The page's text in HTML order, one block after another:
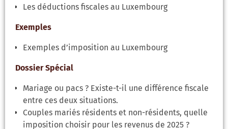
Les déductions fiscales au Luxembourg
Exemples
Exemples d’imposition au Luxembourg
Dossier Spécial
Mariage ou pacs ? Existe-t-il une différence fiscale
entre ces deux situations.
Couples mariés résidents et non-résidents, quelle
imposition choisir pour les revenus de 2025 ?